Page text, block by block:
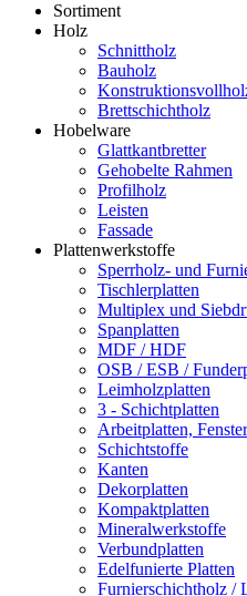
Sortiment
Holz
Schnittholz
Bauholz
Brettschichtholz
Hobelware
Glattkantbretter
Gehobelte Rahmen
Profilholz
Leisten
Fassade
Plattenwerkstoffe
Sperrholz- und
Tischlerplatten
Multiplex und
Spanplatten
MDF / HDF
OSB / ESB /
Leimholzplatten
3 - Schichtplatten
Arbeitplatten,
Schichtstoffe
Kanten
Dekorplatten
Kompaktplatten
Mineralwerkstoffe
Verbundplatten
Edelfunierte Platten
Furnierschichtholz /